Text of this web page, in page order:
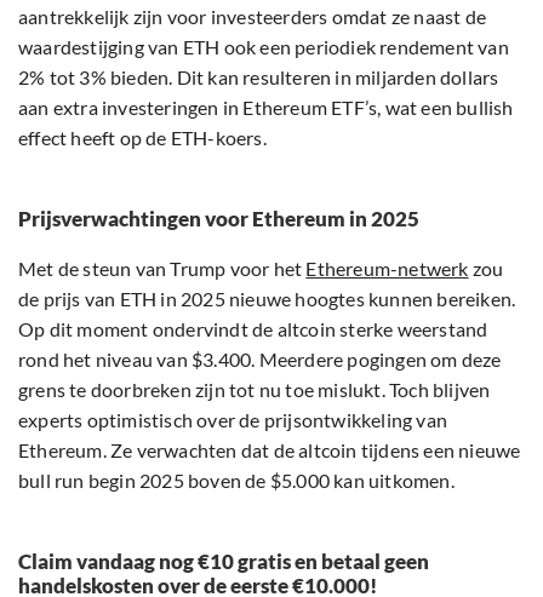
aantrekkelijk zijn voor investeerders omdat ze naast de
waardestijging van ETH ook een periodiek rendement van
2% tot 3% bieden. Dit kan resulteren in miljarden dollars
aan extra investeringen in Ethereum ETF’s, wat een bullish
effect heeft op de ETH-koers.
Prijsverwachtingen voor Ethereum in 2025
Met de steun van Trump voor het Ethereum-netwerk zou
de prijs van ETH in 2025 nieuwe hoogtes kunnen bereiken.
Op dit moment ondervindt de altcoin sterke weerstand
rond het niveau van $3.400. Meerdere pogingen om deze
grens te doorbreken zijn tot nu toe mislukt. Toch blijven
experts optimistisch over de prijsontwikkeling van
Ethereum. Ze verwachten dat de altcoin tijdens een nieuwe
bull run begin 2025 boven de $5.000 kan uitkomen.
Claim vandaag nog €10 gratis en betaal geen
handelskosten over de eerste €10.000!